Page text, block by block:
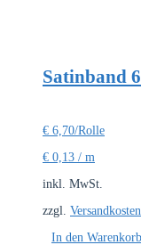
Satinband
€ 6,70/Rolle
€ 0,13 / m
inkl. MwSt.
zzgl. Versandkosten
In den Warenkorb